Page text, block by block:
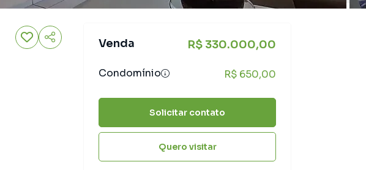
Venda R$ 330.000,00
Condomínio R$ 650,00
Solicitar contato
Quero visitar